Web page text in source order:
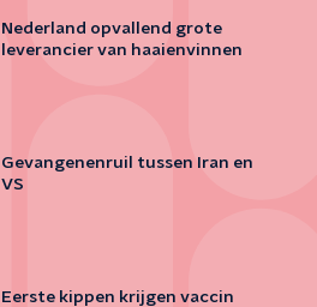
Nederland opvallend grote
leverancier van haaienvinnen
Gevangenenruil tussen Iran en
VS
Eerste kippen krijgen vaccin